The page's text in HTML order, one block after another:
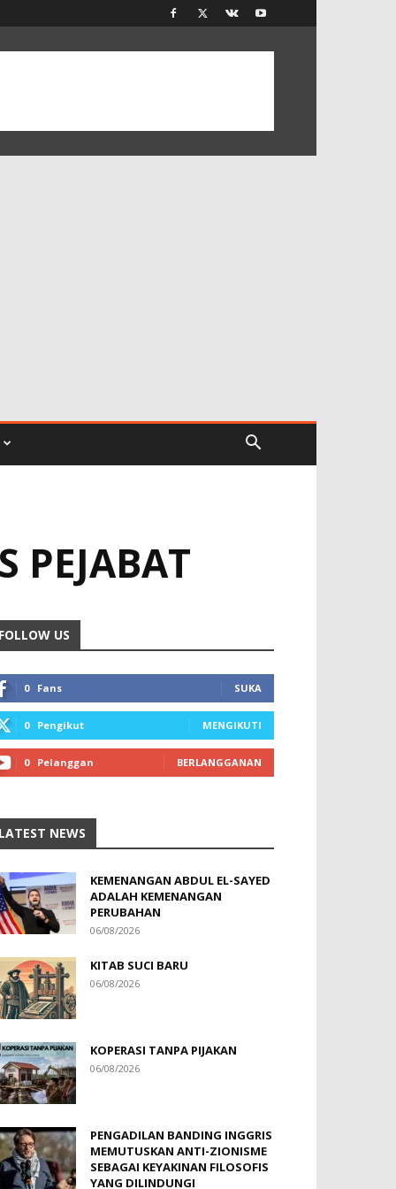
PEJABAT
FOLLOW US
0 Fans SUKA
0 Pengikut MENGIKUTI
0 Pelanggan BERLANGGANAN
LATEST NEWS
KEMENANGAN ABDUL EL-SAYED
ADALAH KEMENANGAN
PERUBAHAN
06/08/2026
KITAB SUCI BARU
06/08/2026
KOPERASI TANPA PIJAKAN
06/08/2026
PENGADILAN BANDING INGGRIS
MEMUTUSKAN ANTI-ZIONISME
SEBAGAI KEYAKINAN FILOSOFIS
YANG DILINDUNGI